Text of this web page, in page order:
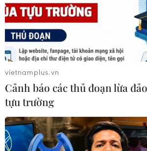
RSS
Ngôn ngữ
TTXVN
Dịch vụ tin
Quảng
Liên hệ
Giấy phép số: 1374/GP-BTTTT do Bộ Thông
cấp ngày 11/9/2008.
Quảng cáo: Phó TBT Nguyễn Thị Tám:
tamvna@gmail.com
vietnamplus.vn
Cảnh báo các thủ đoạn lừa
tựu trường